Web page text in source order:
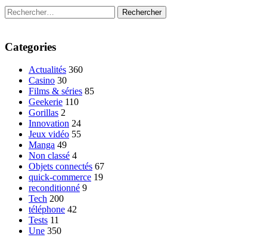
Rechercher :
Categories
Actualités 360
Casino 30
Films & séries 85
Geekerie 110
Gorillas 2
Innovation 24
Jeux vidéo 55
Manga 49
Non classé 4
Objets connectés 67
quick-commerce 19
reconditionné 9
Tech 200
téléphone 42
Tests 11
Une 350